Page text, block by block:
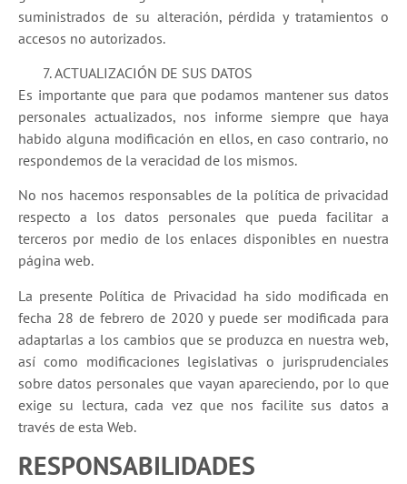
suministrados de su alteración, pérdida y tratamientos o
accesos no autorizados.
ACTUALIZACIÓN DE SUS DATOS
Es importante que para que podamos mantener sus datos
personales actualizados, nos informe siempre que haya
habido alguna modificación en ellos, en caso contrario, no
respondemos de la veracidad de los mismos.
No nos hacemos responsables de la política de privacidad
respecto a los datos personales que pueda facilitar a
terceros por medio de los enlaces disponibles en nuestra
página web.
La presente Política de Privacidad ha sido modificada en
fecha 28 de febrero de 2020 y puede ser modificada para
adaptarlas a los cambios que se produzca en nuestra web,
así como modificaciones legislativas o jurisprudenciales
sobre datos personales que vayan apareciendo, por lo que
exige su lectura, cada vez que nos facilite sus datos a
través de esta Web.
RESPONSABILIDADES